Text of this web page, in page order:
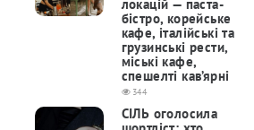
локацій — паста-
бістро, корейське
кафе, італійські та
грузинські рести,
міські кафе,
спешелті кав’ярні
344
СІЛЬ оголосила